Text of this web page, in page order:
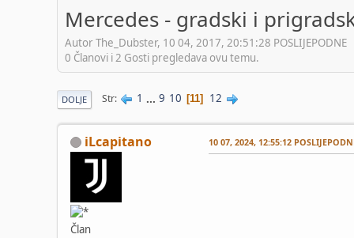
Mercedes - gradski i
Autor The_Dubster, 10 04, 2017, 20:51:28 POSLIJEPODNE
0 Članovi i 2 Gosti pregledava ovu temu.
DOLJE Str 1 ... 9 10 11 12
iLcapitano
Član
10 07, 2024, 12:55:12